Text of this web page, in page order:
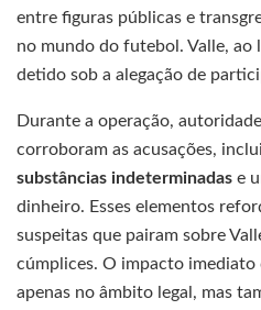
entre figuras públicas e
no mundo do futebol. Valle, ao
detido sob a alegação de
Durante a operação,
corroboram as acusações,
substâncias indeterminadas e
dinheiro. Esses elementos
suspeitas que pairam sobre
cúmplices. O impacto imediato
apenas no âmbito legal, mas